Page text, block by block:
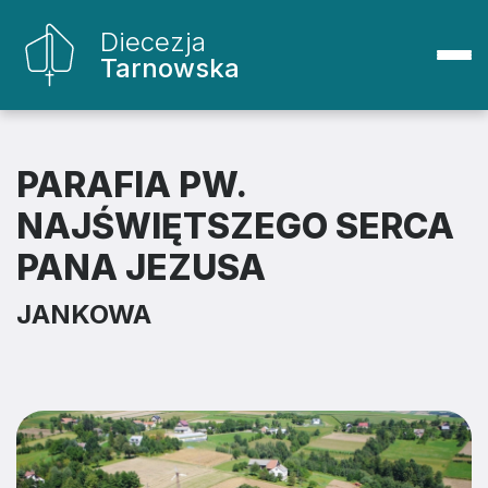
Diecezja
Tarnowska
PARAFIA PW.
NAJŚWIĘTSZEGO SERCA
PANA JEZUSA
JANKOWA